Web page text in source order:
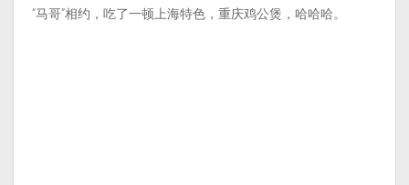
“马哥”相约，吃了一顿上海特色，重庆鸡公煲，哈哈哈。